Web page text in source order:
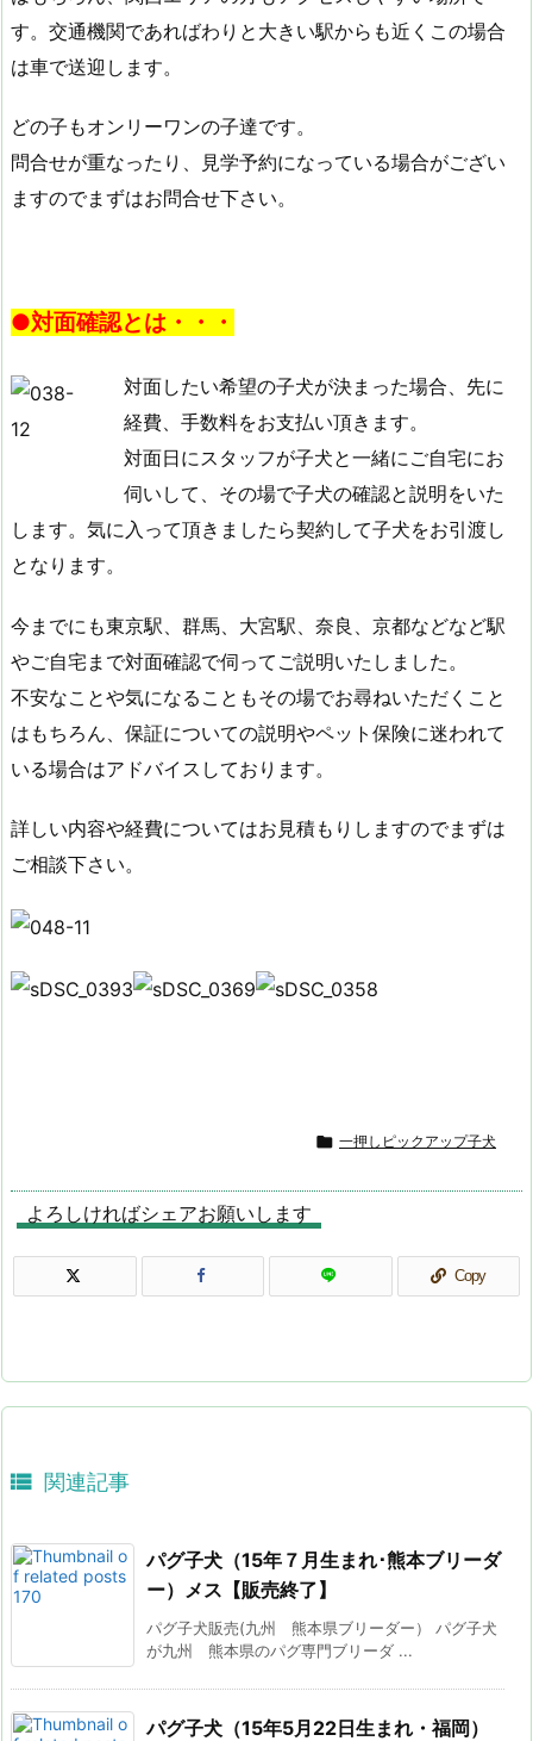
す。交通機関であればわりと大きい駅からも近くこの場合
は車で送迎します。
どの子もオンリーワンの子達です。
問合せが重なったり、見学予約になっている場合がござい
ますのでまずはお問合せ下さい。
●対面確認とは・・・
対面したい希望の子犬が決まった場合、先に
経費、手数料をお支払い頂きます。
対面日にスタッフが子犬と一緒にご自宅にお
伺いして、その場で子犬の確認と説明をいた
します。気に入って頂きましたら契約して子犬をお引渡し
となります。
今までにも東京駅、群馬、大宮駅、奈良、京都などなど駅
やご自宅まで対面確認で伺ってご説明いたしました。
不安なことや気になることもその場でお尋ねいただくこと
はもちろん、保証についての説明やペット保険に迷われて
いる場合はアドバイスしております。
詳しい内容や経費についてはお見積もりしますのでまずは
ご相談下さい。
 一押しピックアップ子犬
よろしければシェアお願いします
Copy
 関連記事
パグ子犬（15年７月生まれ･熊本ブリーダ
ー）メス【販売終了】
パグ子犬販売(九州 熊本県ブリーダー） パグ子犬
が九州 熊本県のパグ専門ブリーダ ...
パグ子犬（15年5月22日生まれ・福岡）